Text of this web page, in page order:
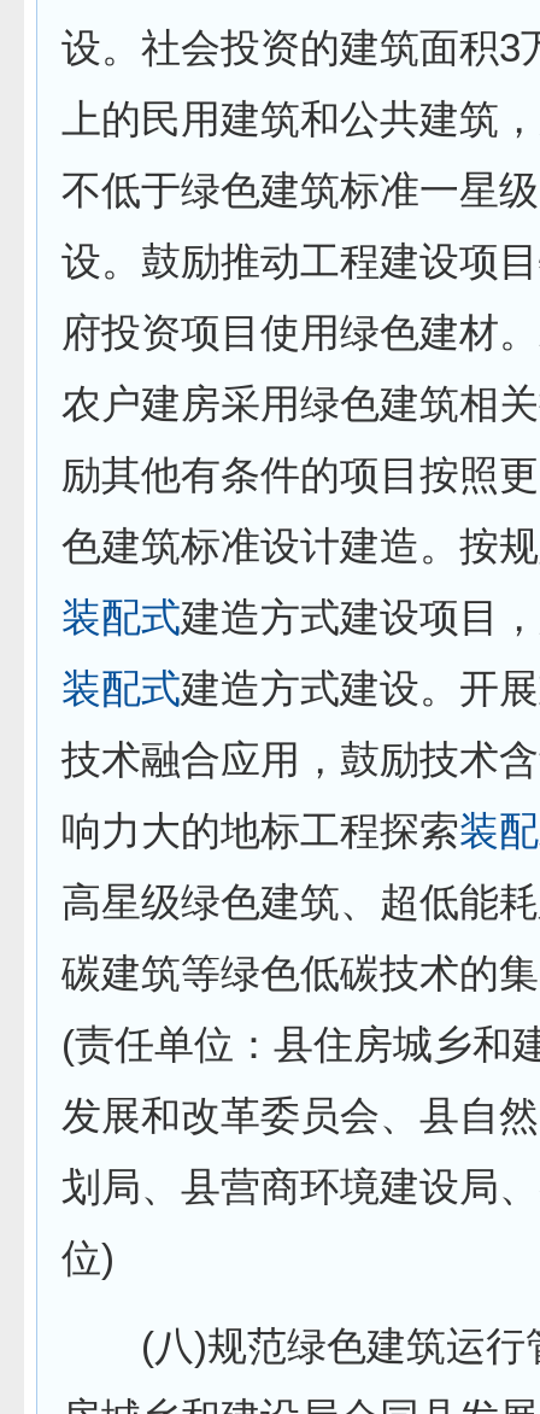
设。社会投资的建筑面积3
上的民用建筑和公共建筑
不低于绿色建筑标准一星
设。鼓励推动工程建设项
府投资项目使用绿色建材
农户建房采用绿色建筑相
励其他有条件的项目按照
色建筑标准设计建造。按
装配式建造方式建设项目
装配式建造方式建设。开
技术融合应用，鼓励技术
响力大的地标工程探索装
高星级绿色建筑、超低能
碳建筑等绿色低碳技术的
(责任单位：县住房城乡和
发展和改革委员会、县自
划局、县营商环境建设局
位)
(八)规范绿色建筑运行